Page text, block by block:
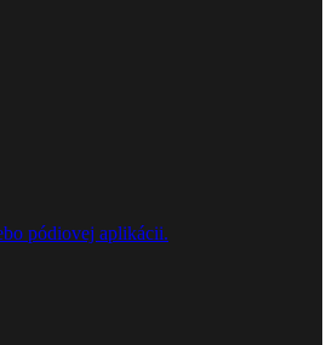
pódiovej aplikácii.